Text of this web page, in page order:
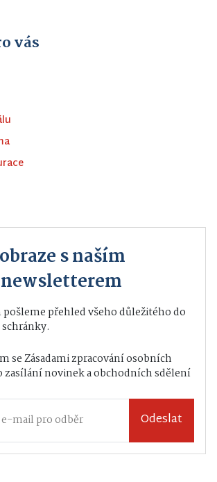
vás
s naším
pošleme přehled všeho důležitého do
seZásadami zpracování osobních
zasílání novinek a obchodních sdělení
Odeslat